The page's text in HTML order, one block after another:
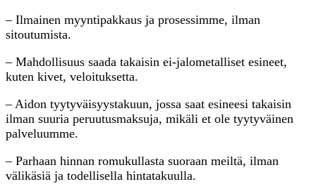
– Ilmainen myyntipakkaus ja prosessimme, ilman
sitoutumista.
– Mahdollisuus saada takaisin ei-jalometalliset esineet,
kuten kivet, veloituksetta.
– Aidon tyytyväisyystakuun, jossa saat esineesi takaisin
ilman suuria peruutusmaksuja, mikäli et ole tyytyväinen
palveluumme.
– Parhaan hinnan romukullasta suoraan meiltä, ilman
välikäsiä ja todellisella hintatakuulla.